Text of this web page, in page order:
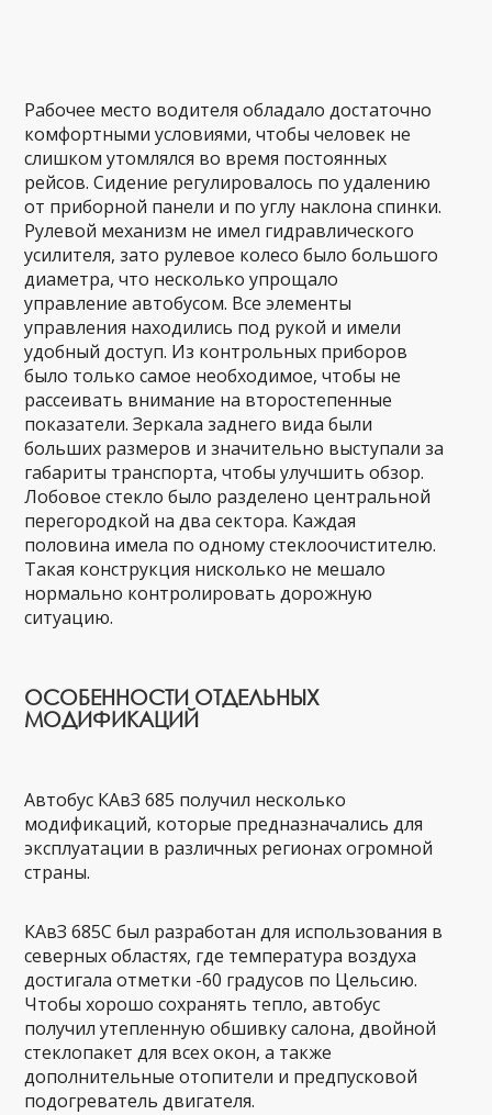
Рабочее место водителя обладало достаточно
комфортными условиями, чтобы человек не
слишком утомлялся во время постоянных
рейсов. Сидение регулировалось по удалению
от приборной панели и по углу наклона спинки.
Рулевой механизм не имел гидравлического
усилителя, зато рулевое колесо было большого
диаметра, что несколько упрощало
управление автобусом. Все элементы
управления находились под рукой и имели
удобный доступ. Из контрольных приборов
было только самое необходимое, чтобы не
рассеивать внимание на второстепенные
показатели. Зеркала заднего вида были
больших размеров и значительно выступали за
габариты транспорта, чтобы улучшить обзор.
Лобовое стекло было разделено центральной
перегородкой на два сектора. Каждая
половина имела по одному стеклоочистителю.
Такая конструкция нисколько не мешало
нормально контролировать дорожную
ситуацию.
ОСОБЕННОСТИ ОТДЕЛЬНЫХ
МОДИФИКАЦИЙ
Автобус КАвЗ 685 получил несколько
модификаций, которые предназначались для
эксплуатации в различных регионах огромной
страны.
КАвЗ 685С был разработан для использования в
северных областях, где температура воздуха
достигала отметки -60 градусов по Цельсию.
Чтобы хорошо сохранять тепло, автобус
получил утепленную обшивку салона, двойной
стеклопакет для всех окон, а также
дополнительные отопители и предпусковой
подогреватель двигателя.